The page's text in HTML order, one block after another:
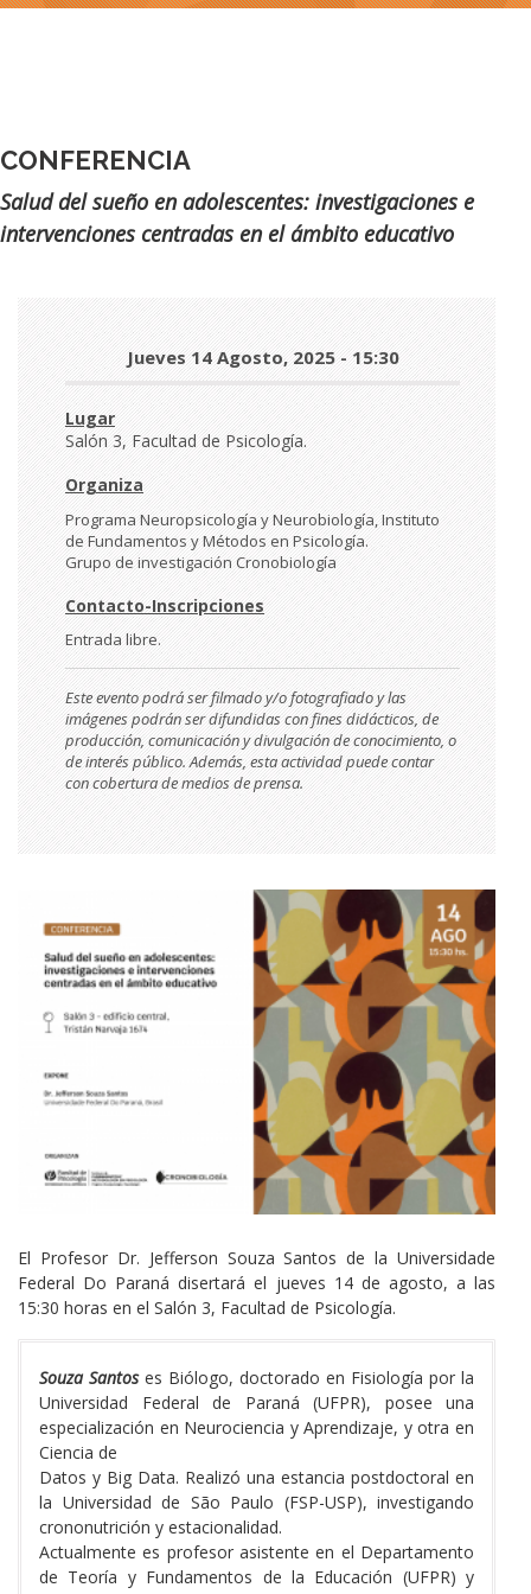
CONFERENCIA
Subtítulo
Salud del sueño en adolescentes: investigaciones e
intervenciones centradas en el ámbito educativo
Día
y
hora
Jueves 14 Agosto, 2025 - 15:30
Lugar
Salón 3, Facultad de Psicología.
Organiza
Programa Neuropsicología y Neurobiología, Instituto
de Fundamentos y Métodos en Psicología.
Grupo de investigación Cronobiología
Contacto-Inscripciones
Entrada libre.
Este evento podrá ser filmado y/o fotografiado y las
imágenes podrán ser difundidas con fines didácticos, de
producción, comunicación y divulgación de conocimiento, o
de interés público. Además, esta actividad puede contar
con cobertura de medios de prensa.
El Profesor Dr. Jefferson Souza Santos de la Universidade
Federal Do Paraná disertará el jueves 14 de agosto, a las
15:30 horas en el Salón 3, Facultad de Psicología.
de
los/as
Dictantes
Souza Santoses Biólogo, doctorado en Fisiología por la
Universidad Federal de Paraná (UFPR), posee una
especialización en Neurociencia y Aprendizaje, y otra en
Ciencia de
Datos y Big Data. Realizó una estancia postdoctoral en
la Universidad de São Paulo (FSP-USP), investigando
crononutrición y estacionalidad.
Actualmente es profesor asistente en el Departamento
de Teoría y Fundamentos de la Educación (UFPR) y